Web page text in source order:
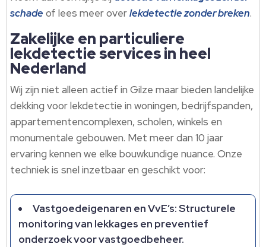
schade of lees meer overlekdetectie zonder breken.
Zakelijke en particuliere
lekdetectie services in heel
Nederland
Wij zijn niet alleen actief in Gilze maar bieden landelijke
dekking voor lekdetectie in woningen, bedrijfspanden,
appartementencomplexen, scholen, winkels en
monumentale gebouwen. Met meer dan 10 jaar
ervaring kennen we elke bouwkundige nuance. Onze
techniek is snel inzetbaar en geschikt voor:
Vastgoedeigenaren en VvE’s: Structurele
monitoring van lekkages en preventief
onderzoek voor vastgoedbeheer.